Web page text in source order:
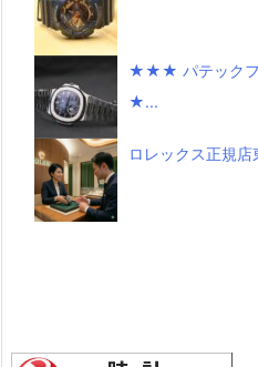
★★★ パテックフ
★...
ロレックス正規店